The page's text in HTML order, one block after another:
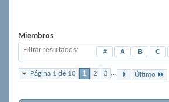
Miembros
Filtrar resultados # A B C
Página 1 de 10 1 2 3 ... Último